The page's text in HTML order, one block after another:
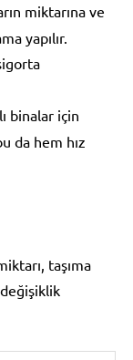
miktarına ve
yapılır.
binalar için
da hem hız
taşıma